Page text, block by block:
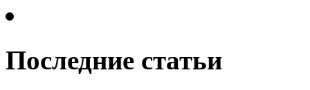
Последние статьи